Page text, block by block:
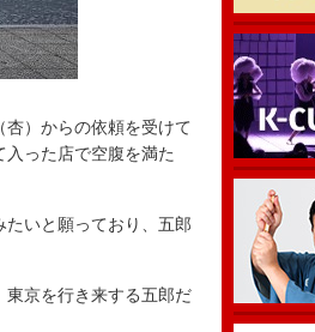
）からの依頼を受けて
った店で空腹を満た
いと願っており、五郎
京を行き来する五郎だ